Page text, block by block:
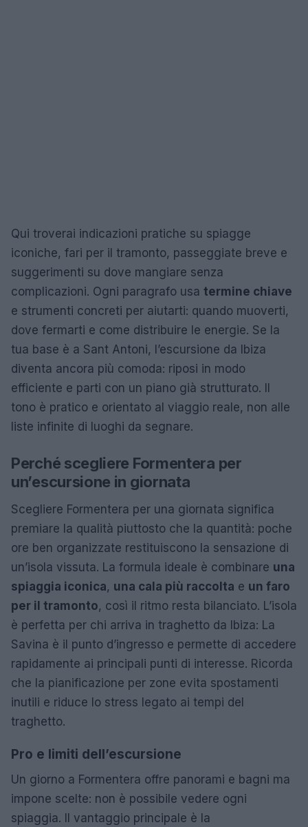
Qui troverai indicazioni pratiche su spiagge
iconiche, fari per il tramonto, passeggiate breve e
suggerimenti su dove mangiare senza
complicazioni. Ogni paragrafo usa termine chiave
e strumenti concreti per aiutarti: quando muoverti,
dove fermarti e come distribuire le energie. Se la
tua base è a Sant Antoni, l’escursione da Ibiza
diventa ancora più comoda: riposi in modo
efficiente e parti con un piano già strutturato. Il
tono è pratico e orientato al viaggio reale, non alle
liste infinite di luoghi da segnare.
Perché scegliere Formentera per
un’escursione in giornata
Scegliere Formentera per una giornata significa
premiare la qualità piuttosto che la quantità: poche
ore ben organizzate restituiscono la sensazione di
un’isola vissuta. La formula ideale è combinare una
spiaggia iconica, una cala più raccolta e un faro
per il tramonto, così il ritmo resta bilanciato. L’isola
è perfetta per chi arriva in traghetto da Ibiza: La
Savina è il punto d’ingresso e permette di accedere
rapidamente ai principali punti di interesse. Ricorda
che la pianificazione per zone evita spostamenti
inutili e riduce lo stress legato ai tempi del
traghetto.
Pro e limiti dell’escursione
Un giorno a Formentera offre panorami e bagni ma
impone scelte: non è possibile vedere ogni
spiaggia. Il vantaggio principale è la